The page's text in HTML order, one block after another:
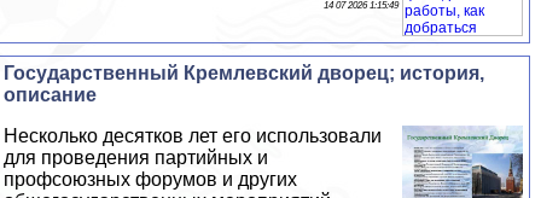
14 07 2026 1:15:49
Государственный Кремлевский дворец; история,
описание
Несколько десятков лет его использовали
для проведения партийных и
профсоюзных форумов и других